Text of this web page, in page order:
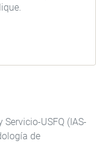
USFQ (IAS-
de